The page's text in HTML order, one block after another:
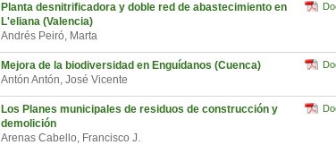
Planta desnitrificadora y doble red de abastecimiento en
L'eliana (Valencia)
Andrés Peiró, Marta
Mejora de la biodiversidad en Enguídanos (Cuenca)
Antón Antón, José Vicente
Los Planes municipales de residuos de construcción y
demolición
Arenas Cabello, Francisco J.